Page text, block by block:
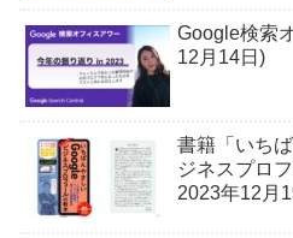
Google検索
12月14日)
書籍「いち
ジネスプロ
2023年12月